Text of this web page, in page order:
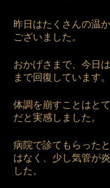
昨日はたくさんの温
ございました。
おかげさまで、今日
まで回復しています。
体調を崩すことはと
だと実感しました。
病院で診てもらった
はなく、少し気管が
した。